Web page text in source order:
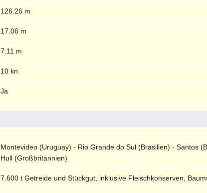
126.26 m
17.06 m
7.11 m
10 kn
Ja
Montevideo (Uruguay) - Rio Grande do Sul (Brasilien) - Santos
Hull (Großbritannien)
7.600 t Getreide und Stückgut, inklusive Fleischkonserven,